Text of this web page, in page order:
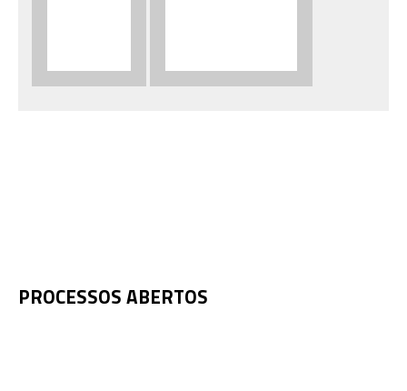
PROCESSOS ABERTOS